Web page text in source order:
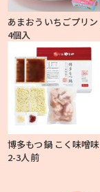
あまおういちごプリン
4個入
博多もつ鍋 こく味噌味
2-3人前